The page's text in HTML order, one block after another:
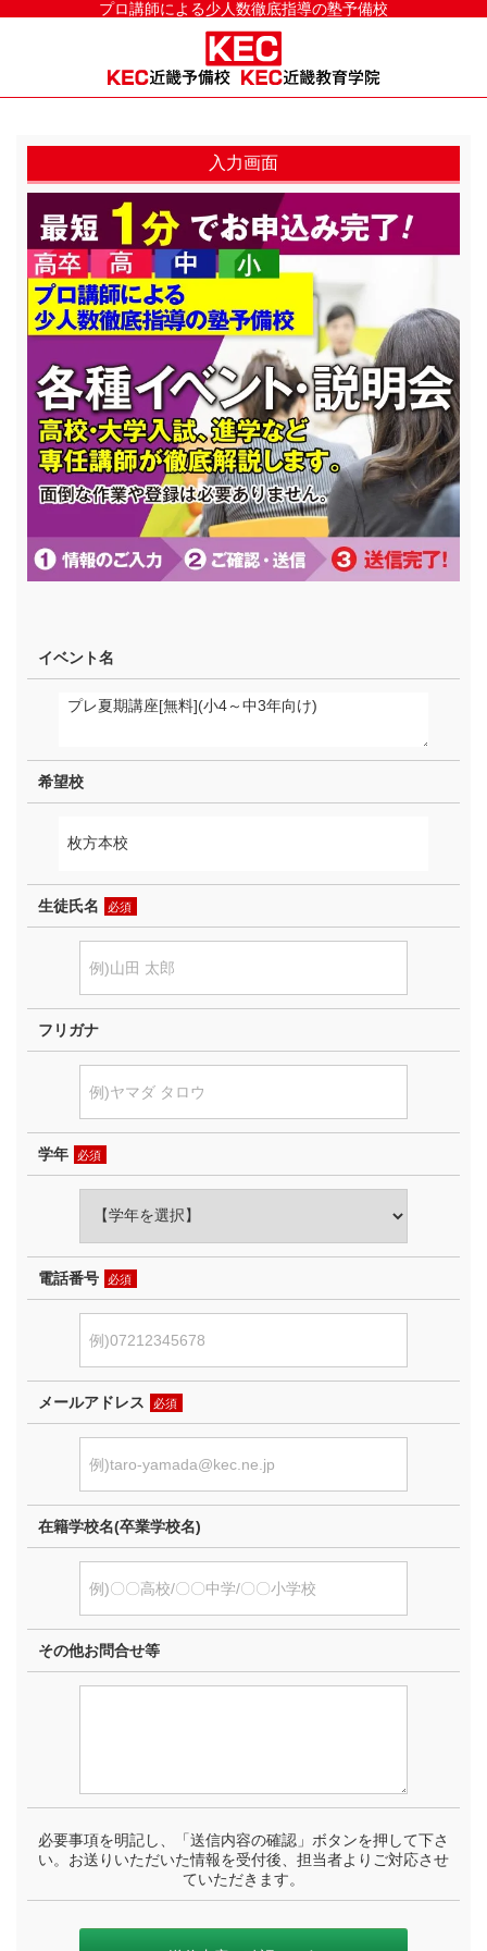
プロ講師による少人数徹底指導の塾予備校
入力画面
イベント名
希望校
生徒氏名 必須
フリガナ
学年 必須
電話番号 必須
メールアドレス 必須
在籍学校名(卒業学校名)
その他お問合せ等
必要事項を明記し、「送信内容の確認」ボタンを押して下さ
い。お送りいただいた情報を受付後、担当者よりご対応させ
ていただきます。